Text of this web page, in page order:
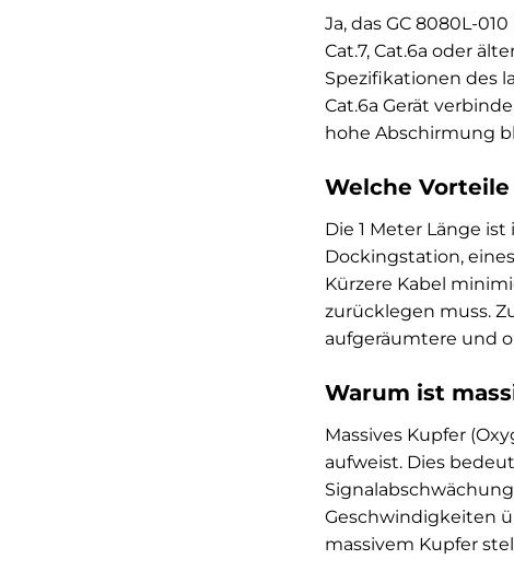
Ja, das GC 8080L-
Cat.7, Cat.6a oder
Spezifikationen des
Cat.6a Gerät
hohe Abschirmung
Welche
Die 1 Meter Länge
Dockingstation,
Kürzere Kabel
zurücklegen muss.
aufgeräumtere und
Warum ist
Massives Kupfer
aufweist. Dies
Geschwindigkeiten
massivem Kupfer